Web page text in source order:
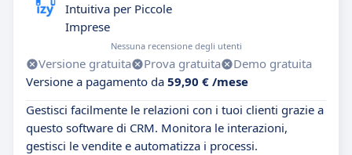
Intuitiva per Piccole
Imprese
Nessuna recensione degli utenti
Versione gratuita Prova gratuita
Demo gratuita
Versione a pagamento da 59,90 € /mese
Gestisci facilmente le relazioni con i tuoi clienti grazie a
questo software di CRM. Monitora le interazioni,
gestisci le vendite e automatizza i processi.